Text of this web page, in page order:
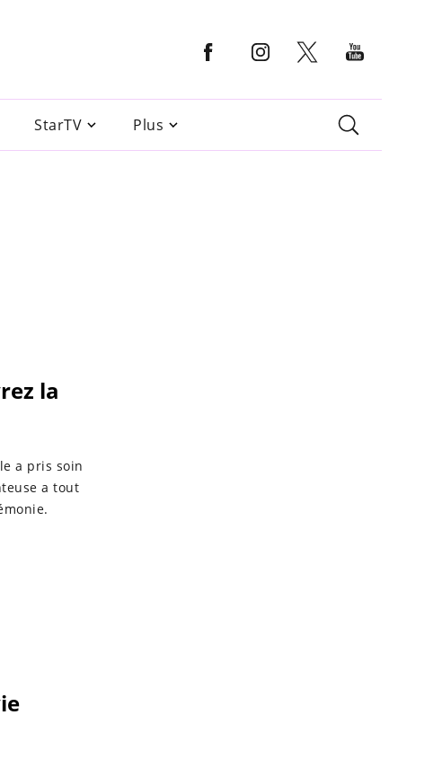
StarTV Plus
la
a pris soin
a tout